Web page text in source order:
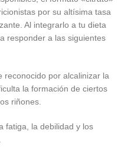
por su altísima tasa
Al integrarlo a tu dieta
responder a las siguientes
reconocido por alcalinizar la
la formación de ciertos
riñones.
fatiga, la debilidad y los